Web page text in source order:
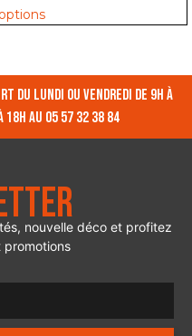
du lundi ou vendredi de 9h à
18h au 05 57 32 38 84
nouvelle déco et profitez
promotions